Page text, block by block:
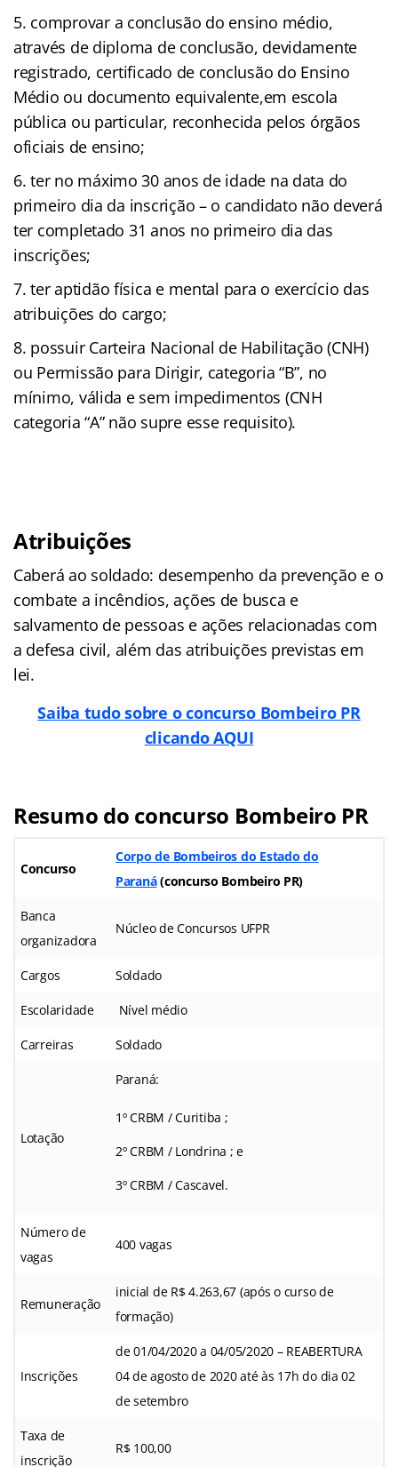
comprovar a conclusão do ensino médio,
através de diploma de conclusão, devidamente
registrado, certificado de conclusão do Ensino
Médio ou documento equivalente,em escola
pública ou particular, reconhecida pelos órgãos
oficiais de ensino;
ter no máximo 30 anos de idade na data do
primeiro dia da inscrição – o candidato não deverá
ter completado 31 anos no primeiro dia das
inscrições;
ter aptidão física e mental para o exercício das
atribuições do cargo;
possuir Carteira Nacional de Habilitação (CNH)
ou Permissão para Dirigir, categoria “B”, no
mínimo, válida e sem impedimentos (CNH
categoria “A” não supre esse requisito).
Atribuições
Caberá ao soldado: desempenho da prevenção e o
combate a incêndios, ações de busca e
salvamento de pessoas e ações relacionadas com
a defesa civil, além das atribuições previstas em
lei.
Saiba tudo sobre o concurso Bombeiro PR
clicando AQUI
Resumo do concurso Bombeiro PR
Concurso
Corpo de Bombeiros do Estado do
Paraná(concurso Bombeiro PR)
Banca
organizadora
Núcleo de Concursos UFPR
Cargos Soldado
Escolaridade Nível médio
Carreiras Soldado
Lotação
Paraná:
1º CRBM / Curitiba ;
2º CRBM / Londrina ; e
3º CRBM / Cascavel.
Número de
vagas
400 vagas
Remuneração
inicial de R$ 4.263,67 (após o curso de
formação)
Inscrições
de 01/04/2020 a 04/05/2020 – REABERTURA
04 de agosto de 2020 até às 17h do dia 02
de setembro
Taxa de
inscrição
R$ 100,00